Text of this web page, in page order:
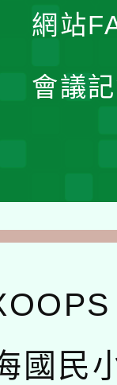
網站
會議
國民